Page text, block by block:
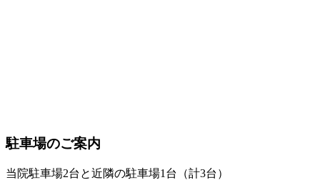
駐車場のご案内
当院駐車場2台と近隣の駐車場1台（計3台）